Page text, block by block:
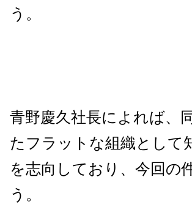
う。
青野慶久社長によれば、
たフラットな組織として
を志向しており、今回の
う。